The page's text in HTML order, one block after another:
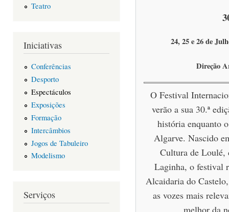
Teatro
Iniciativas
Conferências
Desporto
Espectáculos
Exposições
Formação
Intercâmbios
Jogos de Tabuleiro
Modelismo
Serviços
24, 25 e 26 de
Direção
O Festival
verão a sua 30.ª
história enquanto
Algarve. Nascido
Cultura de Loulé,
Laginha, o festival
Alcaidaria do
as vozes mais
melhor da